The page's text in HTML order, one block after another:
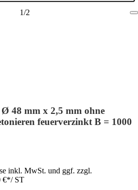
1/2
48 mm x 2,5 mm ohne
feuerverzinkt B = 1000
inkl. MwSt. und ggf. zzgl.
€*/ ST